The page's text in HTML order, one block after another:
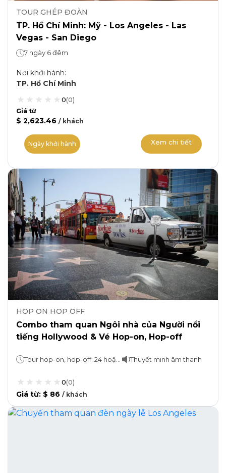
TOUR GHÉP ĐOÀN
TP. Hồ Chí Minh: Mỹ - Los Angeles - Las
Vegas - San Diego
7 ngày 6 đêm
Nơi khởi hành:
TP. Hồ Chí Minh
0(0)
Giá từ
$ 2,623.46 / khách
Ngày khởi hành Xem chi tiết
HOP ON HOP OFF
Combo tham quan Ngôi nhà của Người nổi
tiếng Hollywood & Vé Hop-on, Hop-off
Thuyết minh âm thanh
0(0)
Giá từ: $ 86 / khách